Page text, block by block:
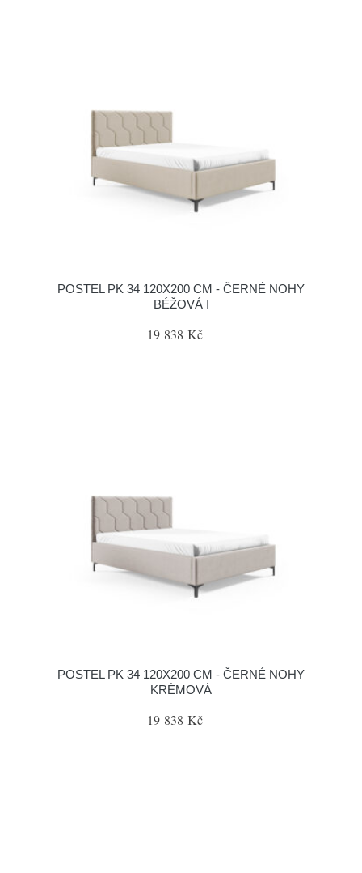
POSTEL PK 34 120X200 CM - ČERNÉ NOHY
BÉŽOVÁ I
19 838 Kč
POSTEL PK 34 120X200 CM - ČERNÉ NOHY
KRÉMOVÁ
19 838 Kč